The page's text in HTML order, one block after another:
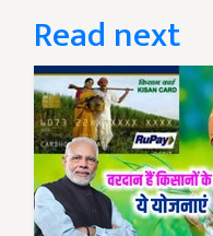
Read next